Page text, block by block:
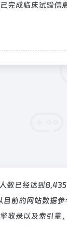
完成临床试验信
数已经达到
目前的网站数据
收录以及索引